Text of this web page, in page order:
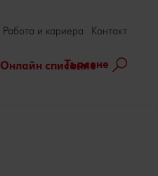
Онлайн списание
Работа и кариера Контакт
Търсене